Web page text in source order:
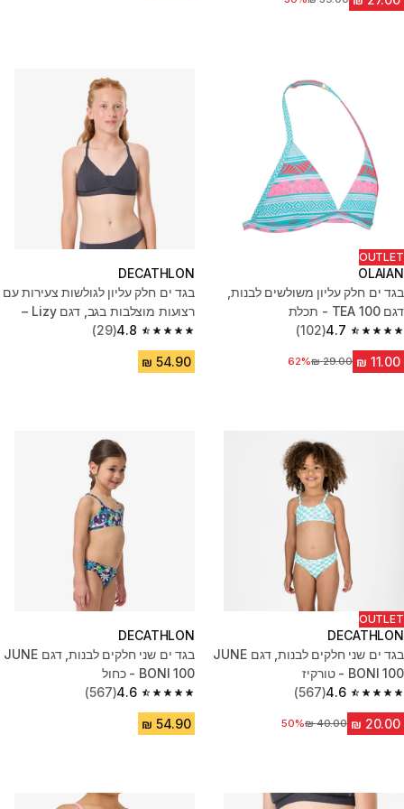
OUTLET
OLAIAN
בגד ים חלק עליון משולשים לבנות,
דגם TEA 100 - תכלת
4.7
4.7 out of 5 stars from 102 reviews
(102)
מחיר לפני הנחה‏29.00 ₪
62%
DECATHLON
בגד ים חלק עליון לגולשות צעירות עם
רצועות מוצלבות בגב, דגם Lizy –
שחור
4.8
4.8 out of 5 stars from 29 reviews
(29)
OUTLET
DECATHLON
בגד ים שני חלקים לבנות, דגם JUNE
BONI 100 - טורקיז
4.6
4.6 out of 5 stars from 567 reviews
(567)
מחיר לפני הנחה‏40.00 ₪
50%
DECATHLON
בגד ים שני חלקים לבנות, דגם JUNE
BONI 100 - כחול
4.6
4.6 out of 5 stars from 567 reviews
(567)